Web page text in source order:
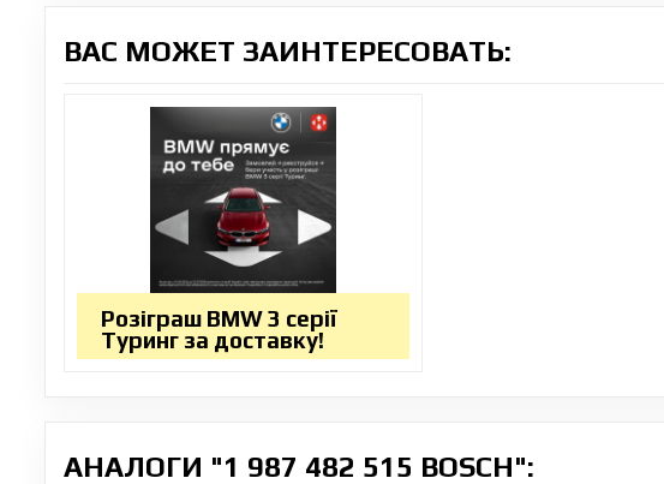
ВАС МОЖЕТ ЗАИНТЕРЕСОВАТЬ:
Розіграш BMW 3 серії
Туринг за доставку!
АНАЛОГИ "1 987 482 515 BOSCH":